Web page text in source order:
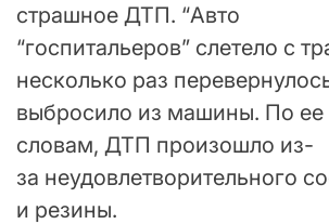
страшное ДТП. “Авто
“госпитальеров” слетело с
несколько раз
выбросило из машины. По ее
словам, ДТП произошло из-
за неудовлетворительного
и резины.